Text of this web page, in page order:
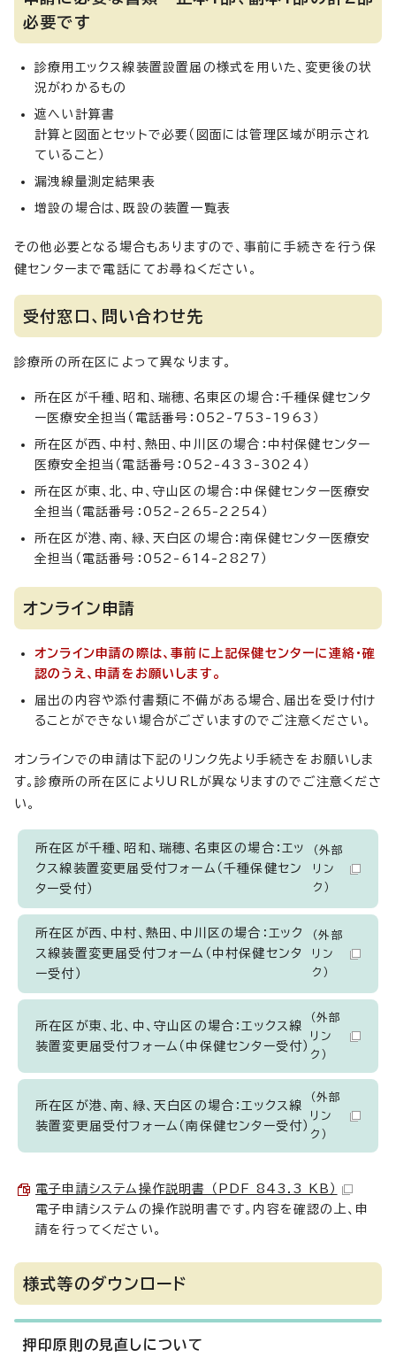
必要です
診療用エックス線装置設置届の様式を用いた、変更後の状
況がわかるもの
遮へい計算書
計算と図面とセットで必要（図面には管理区域が明示され
ていること）
漏洩線量測定結果表
増設の場合は、既設の装置一覧表
その他必要となる場合もありますので、事前に手続きを行う保
健センターまで電話にてお尋ねください。
受付窓口、問い合わせ先
診療所の所在区によって異なります。
所在区が千種、昭和、瑞穂、名東区の場合：千種保健センタ
ー医療安全担当（電話番号：052-753-1963）
所在区が西、中村、熱田、中川区の場合：中村保健センター
医療安全担当（電話番号：052-433-3024）
所在区が東、北、中、守山区の場合：中保健センター医療安
全担当（電話番号：052-265-2254）
所在区が港、南、緑、天白区の場合：南保健センター医療安
全担当（電話番号：052-614-2827）
オンライン申請
オンライン申請の際は、事前に上記保健センターに連絡・確
認のうえ、申請をお願いします。
届出の内容や添付書類に不備がある場合、届出を受け付け
ることができない場合がございますのでご注意ください。
オンラインでの申請は下記のリンク先より手続きをお願いしま
す。診療所の所在区によりURLが異なりますのでご注意くださ
い。
所在区が千種、昭和、瑞穂、名東区の場合：エッ
クス線装置変更届受付フォーム（千種保健セン
ター受付）
（外部
リン
ク）
所在区が西、中村、熱田、中川区の場合：エック
ス線装置変更届受付フォーム（中村保健センタ
ー受付）
（外部
リン
ク）
所在区が東、北、中、守山区の場合：エックス線
装置変更届受付フォーム（中保健センター受付）
（外部
リン
ク）
所在区が港、南、緑、天白区の場合：エックス線
装置変更届受付フォーム（南保健センター受付）
（外部
リン
ク）
電子申請システム操作説明書 （PDF 843.3 KB）
電子申請システムの操作説明書です。内容を確認の上、申
請を行ってください。
様式等のダウンロード
押印原則の見直しについて